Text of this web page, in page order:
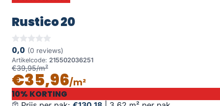
Rustico 20
0,0 (0 reviews)
Artikelcode: 215502036251
€39,95/m²
€35,96/m²
10% KORTING